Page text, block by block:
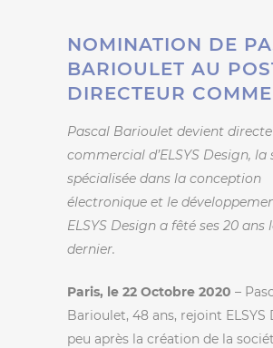
NOMINATION DE
BARIOULET AU
DIRECTEUR
Pascal Barioulet devient
commercial d’ELSYS Design, la
spécialisée dans la conception
électronique et le
ELSYS Design a fêté ses 20 ans
dernier.
Paris, le 22 Octobre 2020 –
Barioulet, 48 ans, rejoint ELSYS
peu après la création de la